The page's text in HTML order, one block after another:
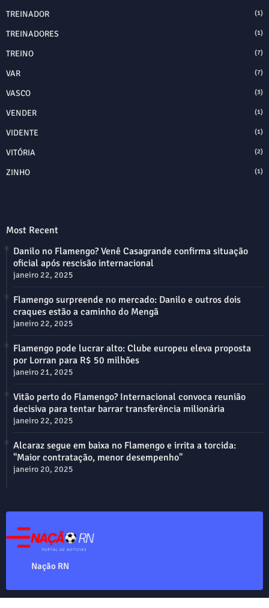
TREINADOR (1)
TREINADORES (1)
TREINO (7)
VAR (7)
VASCO (3)
VENDER (1)
VIDENTE (1)
VITÓRIA (2)
ZINHO (1)
Most Recent
Danilo no Flamengo? Venê Casagrande confirma situação
oficial após rescisão internacional
janeiro 22, 2025
Flamengo surpreende no mercado: Danilo e outros dois
craques estão a caminho do Mengã
janeiro 22, 2025
Flamengo pode lucrar alto: Clube europeu eleva proposta
por Lorran para R$ 50 milhões
janeiro 21, 2025
Vitão perto do Flamengo? Internacional convoca reunião
decisiva para tentar barrar transferência milionária
janeiro 22, 2025
Alcaraz segue em baixa no Flamengo e irrita a torcida:
"Maior contratação, menor desempenho"
janeiro 20, 2025
Nação RN